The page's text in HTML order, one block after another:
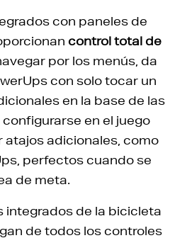
con paneles de
control total de
por los menús, da
con solo tocar un
en la base de las
en el juego
atajos adicionales, como
perfectos cuando se
de meta.
integrados de la bicicleta
de todos los controles